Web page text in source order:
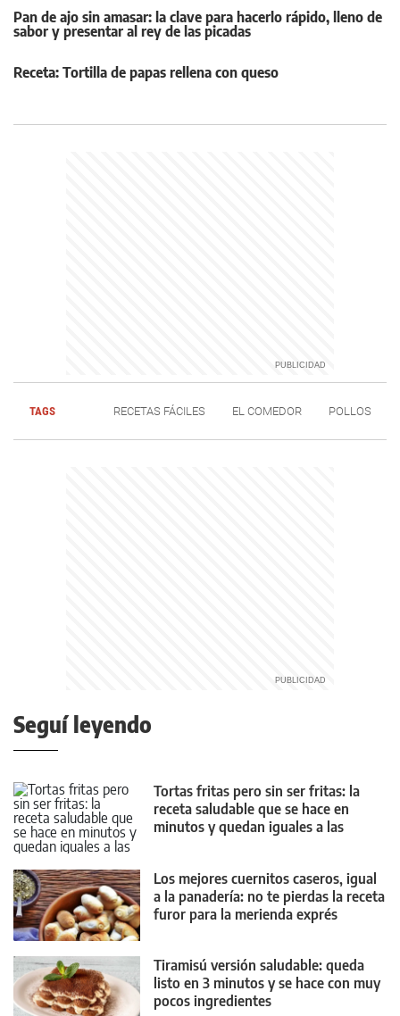
Pan de ajo sin amasar: la clave para hacerlo rápido, lleno de
sabor y presentar al rey de las picadas
Receta: Tortilla de papas rellena con queso
TAGS RECETAS FÁCILES EL COMEDOR POLLOS
Seguí leyendo
Tortas fritas pero sin ser fritas: la
receta saludable que se hace en
minutos y quedan iguales a las
Los mejores cuernitos caseros, igual
a la panadería: no te pierdas la receta
furor para la merienda exprés
Tiramisú versión saludable: queda
listo en 3 minutos y se hace con muy
pocos ingredientes